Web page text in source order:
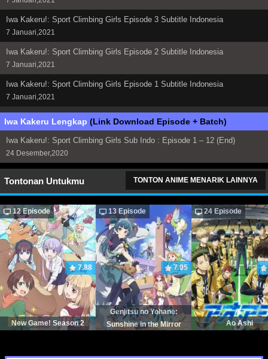
Iwa Kakeru!: Sport Climbing Girls Episode 3 Subtitle Indonesia
7 Januari,2021
Iwa Kakeru!: Sport Climbing Girls Episode 2 Subtitle Indonesia
7 Januari,2021
Iwa Kakeru!: Sport Climbing Girls Episode 1 Subtitle Indonesia
7 Januari,2021
Iwa Kakeru Lengkap (Link Download Episode + Batch)
Iwa Kakeru!: Sport Climbing Girls Sub Indo : Episode 1 – 12 (End)
24 Desember,2020
Tontonan Untukmu TONTON ANIME MENARIK LAINNYA
12 Episode
7.88
New Game! Season 2
13 Episode
7.05
Genjitsu no Yohane:
Sunshine in the Mirror
24 Episode
Ao Ashi